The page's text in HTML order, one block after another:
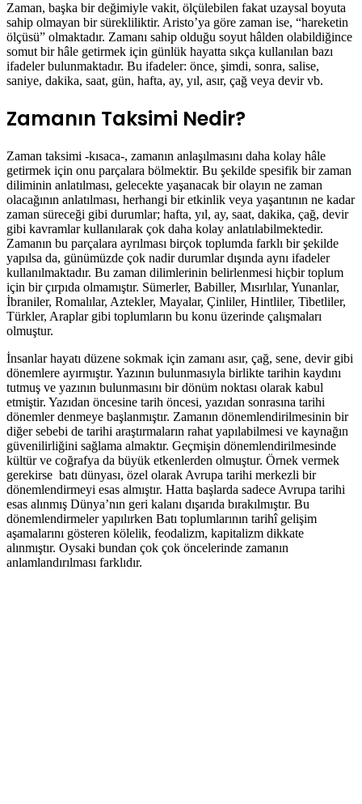
Zaman, başka bir değimiyle vakit, ölçülebilen fakat uzaysal boyuta
sahip olmayan bir sürekliliktir. Aristo’ya göre zaman ise, “hareketin
ölçüsü” olmaktadır. Zamanı sahip olduğu soyut hâlden olabildiğince
somut bir hâle getirmek için günlük hayatta sıkça kullanılan bazı
ifadeler bulunmaktadır. Bu ifadeler: önce, şimdi, sonra, salise,
saniye, dakika, saat, gün, hafta, ay, yıl, asır, çağ veya devir vb.
Zamanın Taksimi Nedir?
Zaman taksimi -kısaca-, zamanın anlaşılmasını daha kolay hâle
getirmek için onu parçalara bölmektir. Bu şekilde spesifik bir zaman
diliminin anlatılması, gelecekte yaşanacak bir olayın ne zaman
olacağının anlatılması, herhangi bir etkinlik veya yaşantının ne kadar
zaman süreceği gibi durumlar; hafta, yıl, ay, saat, dakika, çağ, devir
gibi kavramlar kullanılarak çok daha kolay anlatılabilmektedir.
Zamanın bu parçalara ayrılması birçok toplumda farklı bir şekilde
yapılsa da, günümüzde çok nadir durumlar dışında aynı ifadeler
kullanılmaktadır. Bu zaman dilimlerinin belirlenmesi hiçbir toplum
için bir çırpıda olmamıştır. Sümerler, Babiller, Mısırlılar, Yunanlar,
İbraniler, Romalılar, Aztekler, Mayalar, Çinliler, Hintliler, Tibetliler,
Türkler, Araplar gibi toplumların bu konu üzerinde çalışmaları
olmuştur.
İnsanlar hayatı düzene sokmak için zamanı asır, çağ, sene, devir gibi
dönemlere ayırmıştır. Yazının bulunmasıyla birlikte tarihin kaydını
tutmuş ve yazının bulunmasını bir dönüm noktası olarak kabul
etmiştir. Yazıdan öncesine tarih öncesi, yazıdan sonrasına tarihi
dönemler denmeye başlanmıştır. Zamanın dönemlendirilmesinin bir
diğer sebebi de tarihi araştırmaların rahat yapılabilmesi ve kaynağın
güvenilirliğini sağlama almaktır. Geçmişin dönemlendirilmesinde
kültür ve coğrafya da büyük etkenlerden olmuştur. Örnek vermek
gerekirse batı dünyası, özel olarak Avrupa tarihi merkezli bir
dönemlendirmeyi esas almıştır. Hatta başlarda sadece Avrupa tarihi
esas alınmış Dünya’nın geri kalanı dışarıda bırakılmıştır. Bu
dönemlendirmeler yapılırken Batı toplumlarının tarihî gelişim
aşamalarını gösteren kölelik, feodalizm, kapitalizm dikkate
alınmıştır. Oysaki bundan çok çok öncelerinde zamanın
anlamlandırılması farklıdır.